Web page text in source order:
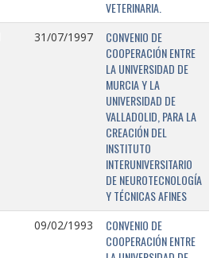
VETERINARIA.
31/07/1997
CONVENIO DE
COOPERACIÓN ENTRE
LA UNIVERSIDAD DE
MURCIA Y LA
UNIVERSIDAD DE
VALLADOLID, PARA LA
CREACIÓN DEL
INSTITUTO
INTERUNIVERSITARIO
DE NEUROTECNOLOGÍA
Y TÉCNICAS AFINES
09/02/1993
CONVENIO DE
COOPERACIÓN ENTRE